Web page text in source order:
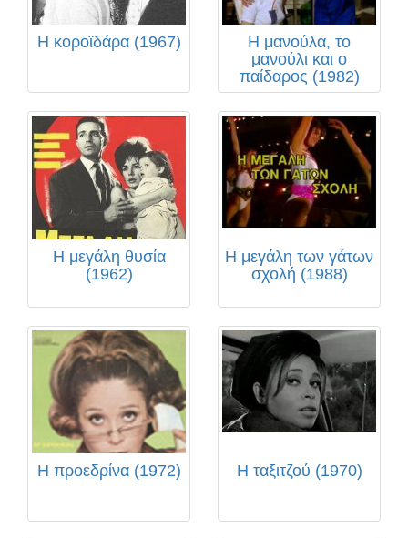
Η κοροϊδάρα (1967)
Η μανούλα, το
μανούλι και ο
παίδαρος (1982)
Η μεγάλη θυσία
(1962)
Η μεγάλη των γάτων
σχολή (1988)
Η προεδρίνα (1972) Η ταξιτζού (1970)